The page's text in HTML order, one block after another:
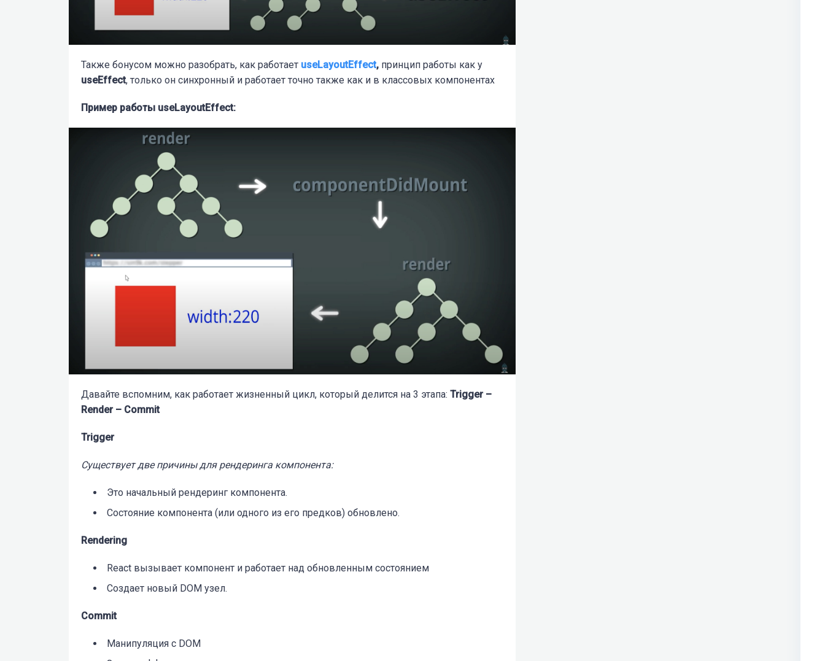
Также бонусом можно разобрать, как работает useLayoutEffect, принцип работы как у
useEffect, только он синхронный и работает точно также как и в классовых компонентах
Пример работы useLayoutEffect:
Давайте вспомним, как работает жизненный цикл, который делится на 3 этапа: Trigger –
Render – Commit
Trigger
Существует две причины для рендеринга компонента:
Это начальный рендеринг компонента.
Состояние компонента (или одного из его предков) обновлено.
Rendering
React вызывает компонент и работает над обновленным состоянием
Создает новый DOM узел.
Commit
Манипуляция с DOM